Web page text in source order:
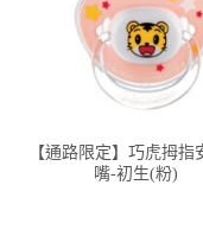
【通路限定】巧虎拇指
嘴-初生(粉)